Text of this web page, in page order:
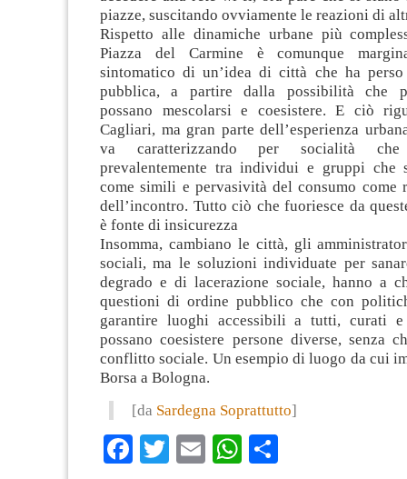
piazze, suscitando ovviamente le reazioni di
Rispetto alle dinamiche urbane più
Piazza del Carmine è comunque
sintomatico di un’idea di città che ha
pubblica, a partire dalla possibilità che
possano mescolarsi e coesistere. E ciò
Cagliari, ma gran parte dell’esperienza
va caratterizzando per socialità
prevalentemente tra individui e gruppi che
come simili e pervasività del consumo come
dell’incontro. Tutto ciò che fuoriesce da
è fonte di insicurezza
Insomma, cambiano le città, gli
sociali, ma le soluzioni individuate per
degrado e di lacerazione sociale, hanno a
questioni di ordine pubblico che con
garantire luoghi accessibili a tutti, curati
possano coesistere persone diverse, senza
conflitto sociale. Un esempio di luogo da cui
Borsa a Bologna.
[da Sardegna Soprattutto]
Facebook
TwitterEmailWhatsApp